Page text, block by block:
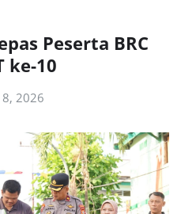
Peserta BRC
ke-10
2026